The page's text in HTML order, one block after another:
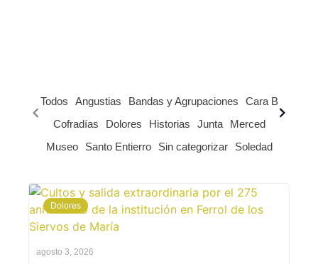
Todos Angustias Bandas y Agrupaciones
Cara B
Cofradías
Dolores Historias Junta
Merced
Museo
Santo Entierro Sin categorizar Soledad
Dolores
agosto 3, 2026